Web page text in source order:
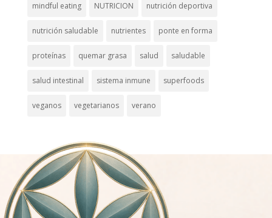
mindful eating NUTRICION nutrición deportiva
nutrición saludable nutrientes ponte en forma
proteínas quemar grasa salud saludable
salud intestinal sistema inmune superfoods
veganos vegetarianos verano